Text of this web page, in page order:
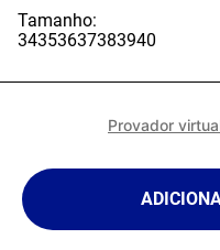
Tamanho:
34353637383940
Provador